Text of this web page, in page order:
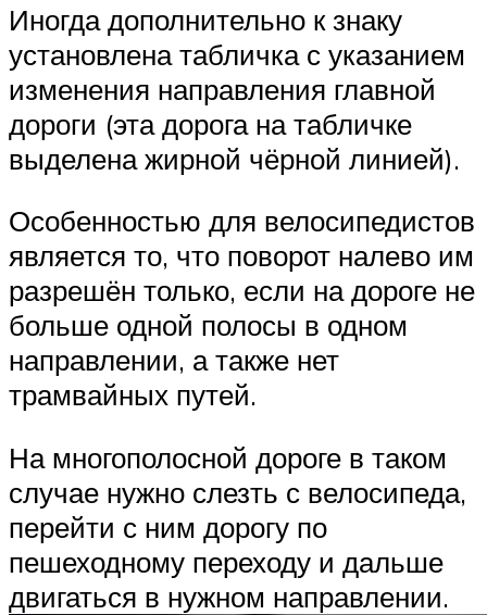
Иногда дополнительно к знаку
установлена табличка с указанием
изменения направления главной
дороги (эта дорога на табличке
выделена жирной чёрной линией).
Особенностью для велосипедистов
является то, что поворот налево им
разрешён только, если на дороге не
больше одной полосы в одном
направлении, а также нет
трамвайных путей.
На многополосной дороге в таком
случае нужно слезть с велосипеда,
перейти с ним дорогу по
пешеходному переходу и дальше
двигаться в нужном направлении.